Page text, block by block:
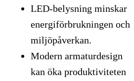
LED-belysning minskar
energiförbrukningen och
miljöpåverkan.
Modern armaturdesign
kan öka produktiviteten